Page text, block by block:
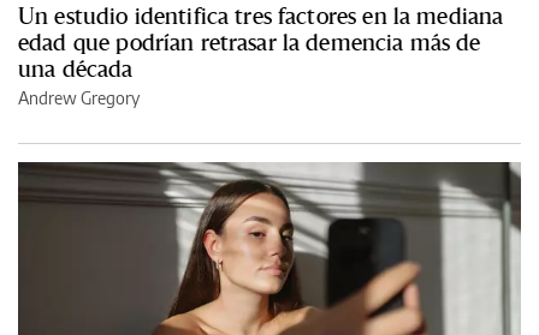
Un estudio identifica tres factores en la mediana
edad que podrían retrasar la demencia más de
una década
Andrew Gregory